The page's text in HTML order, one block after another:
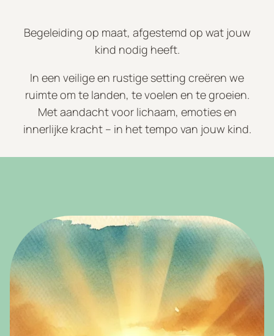
Begeleiding op maat, afgestemd op wat jouw
kind nodig heeft.
In een veilige en rustige setting creëren we
ruimte om te landen, te voelen en te groeien.
Met aandacht voor lichaam, emoties en
innerlijke kracht – in het tempo van jouw kind.